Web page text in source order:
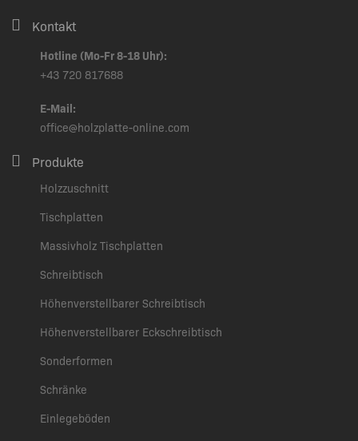
Kontakt
Hotline (Mo-Fr 8-18 Uhr):
+43 720 817688
E-Mail:
office@holzplatte-online.com
Produkte
Holzzuschnitt
Tischplatten
Massivholz Tischplatten
Schreibtisch
Höhenverstellbarer Schreibtisch
Höhenverstellbarer Eckschreibtisch
Sonderformen
Schränke
Einlegeböden